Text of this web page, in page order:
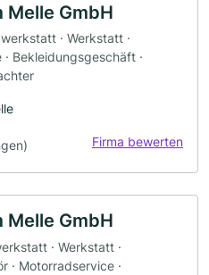
Melle GmbH
· Werkstatt ·
Bekleidungsgeschäft ·
Firma bewerten
Melle GmbH
· Werkstatt ·
· Motorradservice ·